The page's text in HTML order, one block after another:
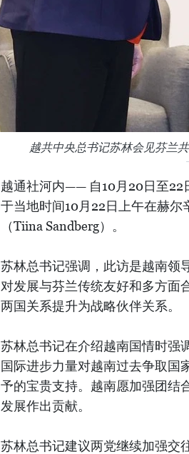
越共中央总书记苏林会见芬兰
越通社河内—— 自10月20日至22
于当地时间10月22日上午在赫尔
（Tiina Sandberg）。
苏林总书记强调，此访是越南领
对发展与芬兰传统友好和多方面
两国关系提升为战略伙伴关系。
苏林总书记在介绍越南国情时强
国际进步力量对越南过去争取国
予的宝贵支持。越南愿加强团结
发展作出贡献。
苏林总书记建议两党继续加强交